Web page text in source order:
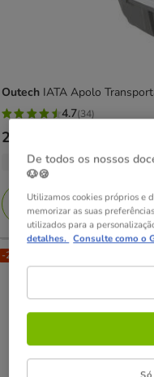
Outech IATA Apolo
4.7
estrelas
avaliações
4.7(34)
Preço
21.99€
a
29.99€
21.99€
3
-25% na 2ª un.
De todos os nossos
🐶🍪
Utilizamos cookies próprios e
memorizar as suas
utilizados para a
detalhes. Consulte como o